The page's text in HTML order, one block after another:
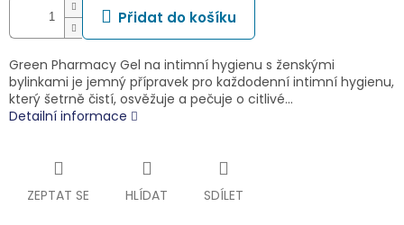
Přidat do košíku
Green Pharmacy Gel na intimní hygienu s ženskými
bylinkami je jemný přípravek pro každodenní intimní hygienu,
který šetrně čistí, osvěžuje a pečuje o citlivé…
Detailní informace
ZEPTAT SE HLÍDAT SDÍLET